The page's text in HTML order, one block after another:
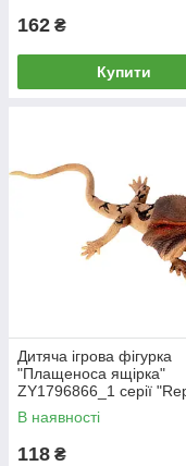
162 ₴
Купити
Дитяча ігрова фігурка
"Плащеноса ящірка"
ZY1796866_1 серії
and insects"
В наявності
118 ₴